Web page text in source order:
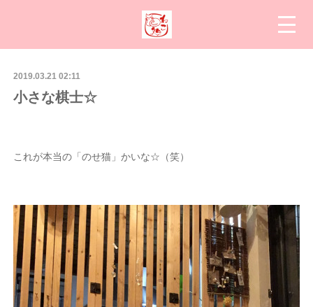
2019.03.21 02:11
小さな棋士☆
これが本当の「のせ猫」かいな☆（笑）